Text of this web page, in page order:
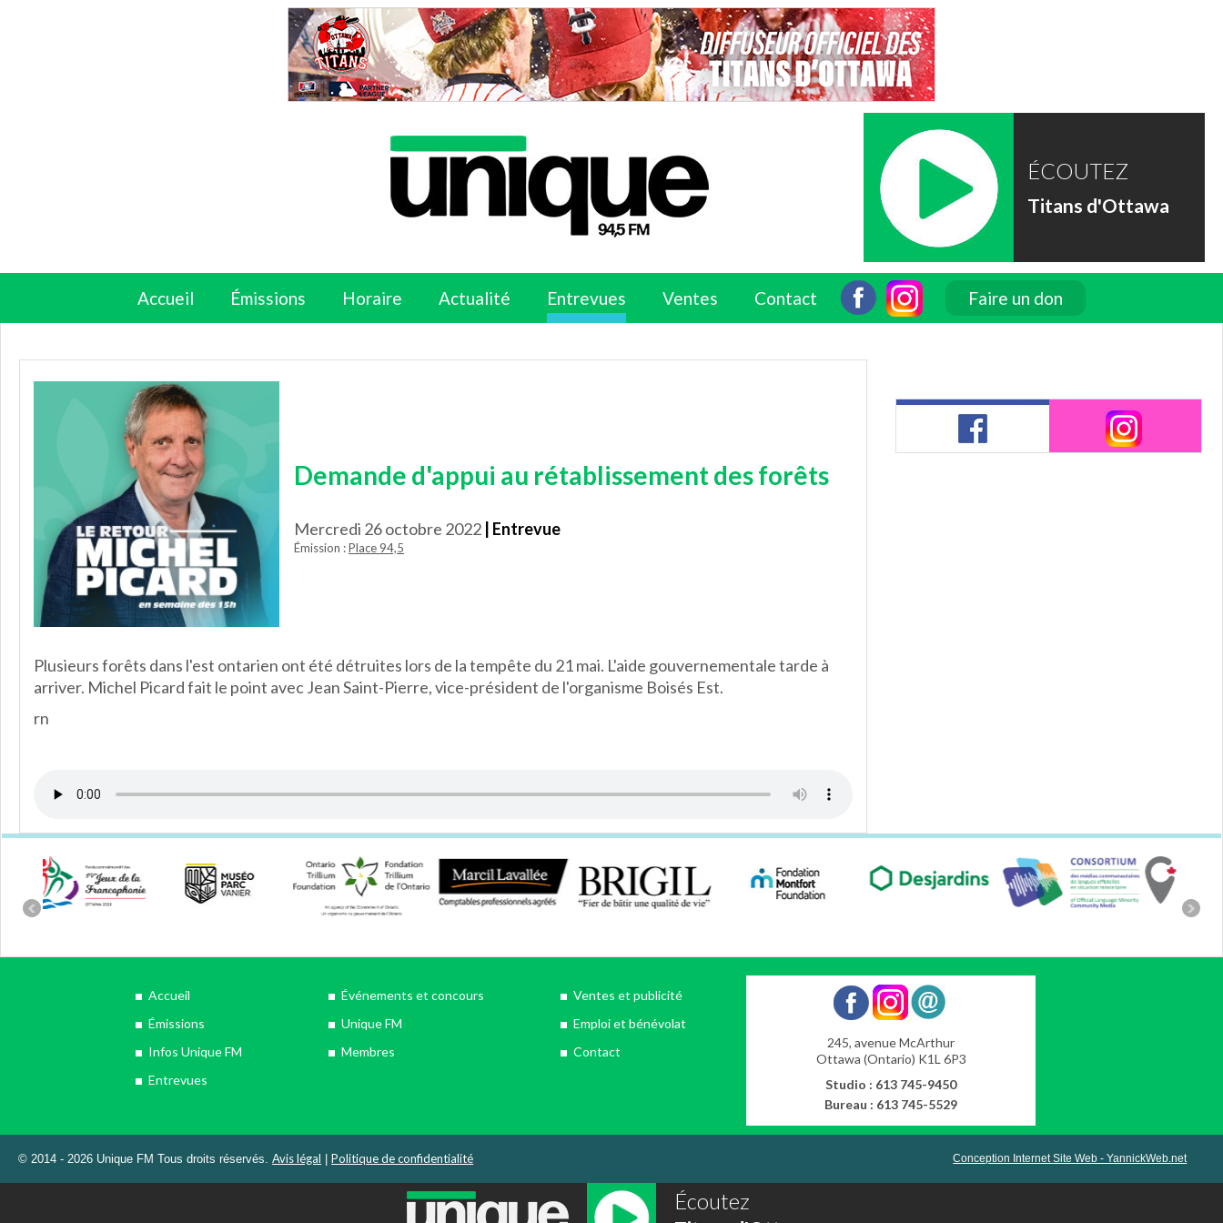
ÉCOUTEZ
Titans d'Ottawa
Accueil Émissions Horaire Actualité Entrevues Ventes Contact Faire un don
Demande d'appui au rétablissement des forêts
Mercredi 26 octobre 2022 | Entrevue
Émission :Place 94,5
Plusieurs forêts dans l'est ontarien ont été détruites lors de la tempête du 21 mai. L'aide gouvernementale tarde à
arriver. Michel Picard fait le point avec Jean Saint-Pierre, vice-président de l'organisme Boisés Est.
rn
Accueil
Émissions
Infos Unique FM
Entrevues
Événements et concours
Unique FM
Membres
Ventes et publicité
Emploi et bénévolat
Contact
245, avenue McArthur
Ottawa (Ontario) K1L 6P3
Studio : 613 745-9450
Bureau : 613 745-5529
© 2014 - 2026 Unique FM Tous droits réservés.Avis légal Politique de confidentialité Conception Internet Site Web - YannickWeb.net
Écoutez